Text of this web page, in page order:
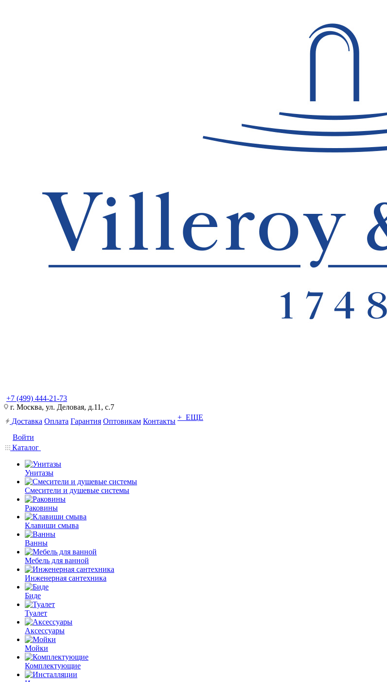
+7 (499) 444-21-73
г. Москва, ул. Деловая, д.11, с.7
Доставка Оплата Гарантия Оптовикам Контакты + ЕЩЕ
Войти
Каталог
Унитазы
Смесители и душевые системы
Раковины
Клавиши смыва
Ванны
Мебель для ванной
Инженерная сантехника
Биде
Туалет
Аксессуары
Мойки
Комплектующие